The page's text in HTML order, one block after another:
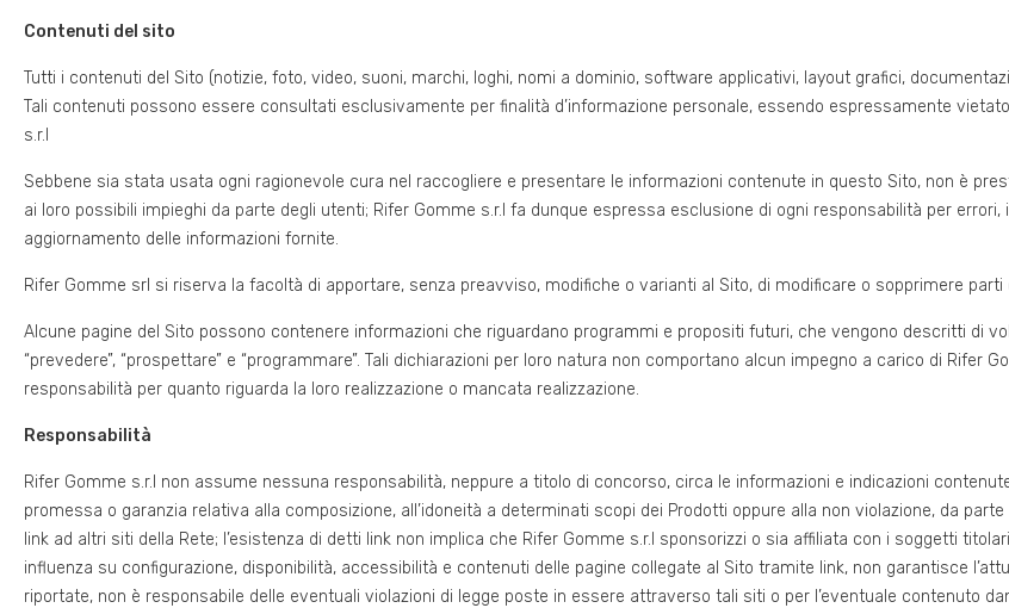
Contenuti del sito
Tutti i contenuti del Sito (notizie, foto, video, suoni, marchi, loghi, nomi a dominio, software applicativi, layout grafici,
Tali contenuti possono essere consultati esclusivamente per finalità d’informazione personale, essendo espressamente
s.r.l
Sebbene sia stata usata ogni ragionevole cura nel raccogliere e presentare le informazioni contenute in questo Sito, non è
ai loro possibili impieghi da parte degli utenti; Rifer Gomme s.r.l fa dunque espressa esclusione di ogni responsabilità per
aggiornamento delle informazioni fornite.
Rifer Gomme srl si riserva la facoltà di apportare, senza preavviso, modifiche o varianti al Sito, di modificare o sopprimere
Alcune pagine del Sito possono contenere informazioni che riguardano programmi e propositi futuri, che vengono descritti di
“prevedere”, “prospettare” e “programmare”. Tali dichiarazioni per loro natura non comportano alcun impegno a carico di Rifer
responsabilità per quanto riguarda la loro realizzazione o mancata realizzazione.
Responsabilità
Rifer Gomme s.r.l non assume nessuna responsabilità, neppure a titolo di concorso, circa le informazioni e indicazioni
promessa o garanzia relativa alla composizione, all’idoneità a determinati scopi dei Prodotti oppure alla non violazione, da
link ad altri siti della Rete; l’esistenza di detti link non implica che Rifer Gomme s.r.l sponsorizzi o sia affiliata con i soggetti
influenza su configurazione, disponibilità, accessibilità e contenuti delle pagine collegate al Sito tramite link, non garantisce
riportate, non è responsabile delle eventuali violazioni di legge poste in essere attraverso tali siti o per l’eventuale contenuto